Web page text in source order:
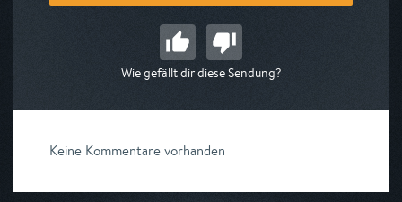
Wie gefällt dir diese Sendung?
Keine Kommentare vorhanden